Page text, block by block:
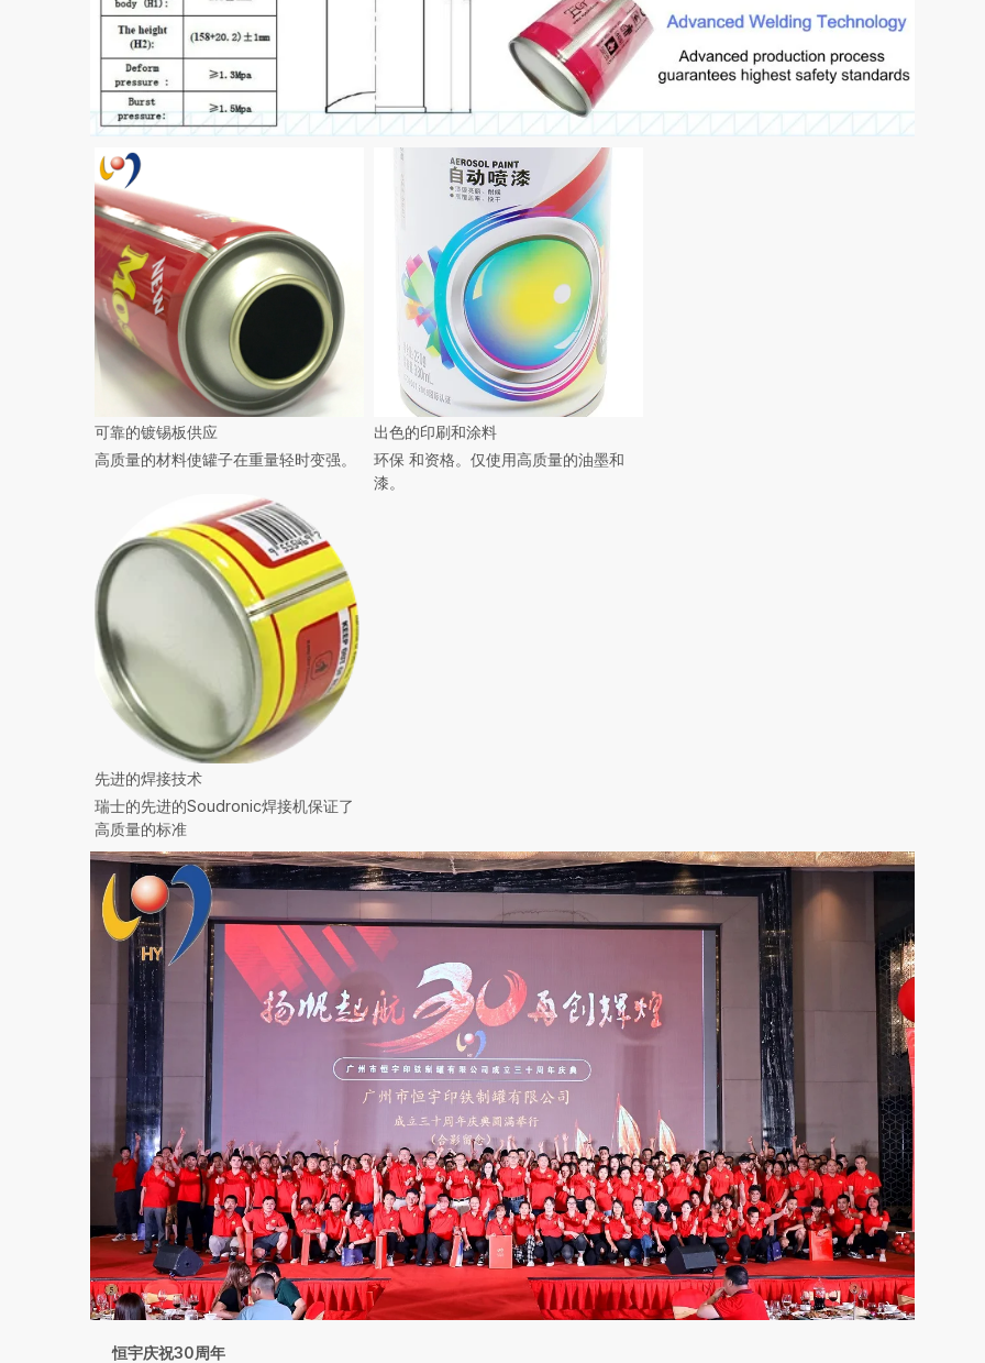
可靠的镀锡板供应
高质量的材料使罐子在重量轻时变强。
出色的印刷和涂料
环保 和资格。仅使用高质量的油墨和
漆。
先进的焊接技术
瑞士的先进的Soudronic焊接机保证了
高质量的标准
恒宇庆祝30周年